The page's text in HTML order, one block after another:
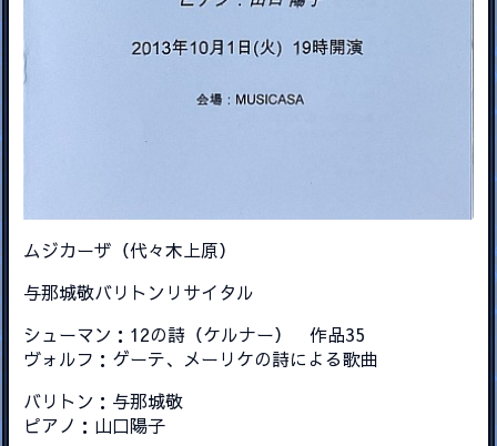
ムジカーザ（代々木上原）
与那城敬バリトンリサイタル
シューマン：12の詩（ケルナー） 作品35
ヴォルフ：ゲーテ、メーリケの詩による歌曲
バリトン：与那城敬
ピアノ：山口陽子